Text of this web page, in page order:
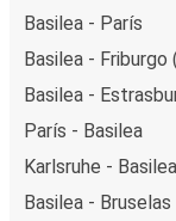
Basilea - París
Basilea - Friburgo
Basilea -
París - Basilea
Karlsruhe - Basilea
Basilea - Bruselas